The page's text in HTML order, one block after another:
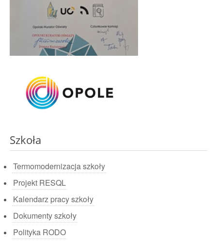
Szkoła
Termomodernizacja szkoły
Projekt RESQL
Kalendarz pracy szkoły
Dokumenty szkoły
Polityka RODO